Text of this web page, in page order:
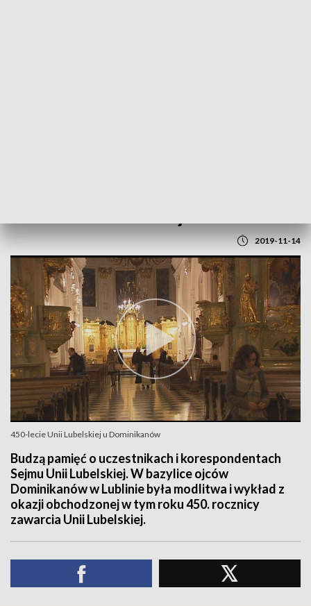
2019-11-14
450-lecie Unii Lubelskiej u Dominikanów
Budzą pamięć o uczestnikach i korespondentach
Sejmu Unii Lubelskiej. W bazylice ojców
Dominikanów w Lublinie była modlitwa i wykład z
okazji obchodzonej w tym roku 450. rocznicy
zawarcia Unii Lubelskiej.